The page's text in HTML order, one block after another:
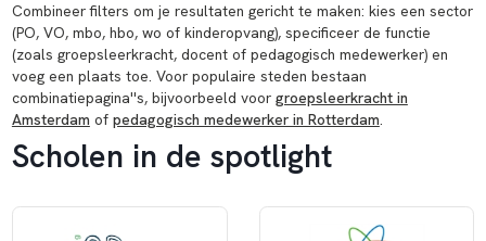
Combineer filters om je resultaten gericht te maken: kies een sector
(PO, VO, mbo, hbo, wo of kinderopvang), specificeer de functie
(zoals groepsleerkracht, docent of pedagogisch medewerker) en
voeg een plaats toe. Voor populaire steden bestaan
combinatiepagina''s, bijvoorbeeld voor groepsleerkracht in
Amsterdam of pedagogisch medewerker in Rotterdam.
Scholen in de spotlight